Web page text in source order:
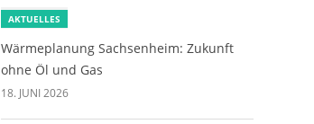
AKTUELLES
Wärmeplanung Sachsenheim: Zukunft
ohne Öl und Gas
18. JUNI 2026